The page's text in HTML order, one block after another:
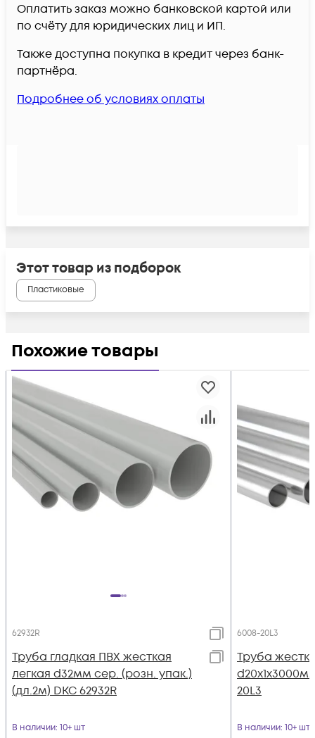
Оплатить заказ можно банковской картой или
по счёту для юридических лиц и ИП.
Также доступна покупка в кредит через банк-
партнёра.
Подробнее об условиях оплаты
Этот товар из подборок
Пластиковые
Похожие товары
62932R
Труба гладкая ПВХ жесткая
легкая d32мм сер. (розн. упак.)
(дл.2м) DKC 62932R
В наличии: 10+ шт
6008-20L3
Труба
20L3
В наличии: 10+ шт